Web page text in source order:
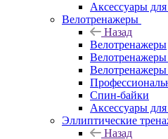
Аксессуары
Велотренажеры
Назад
Велотренажеры
Велотренажеры
Спин-байки
Аксессуары
Эллиптические
Назад